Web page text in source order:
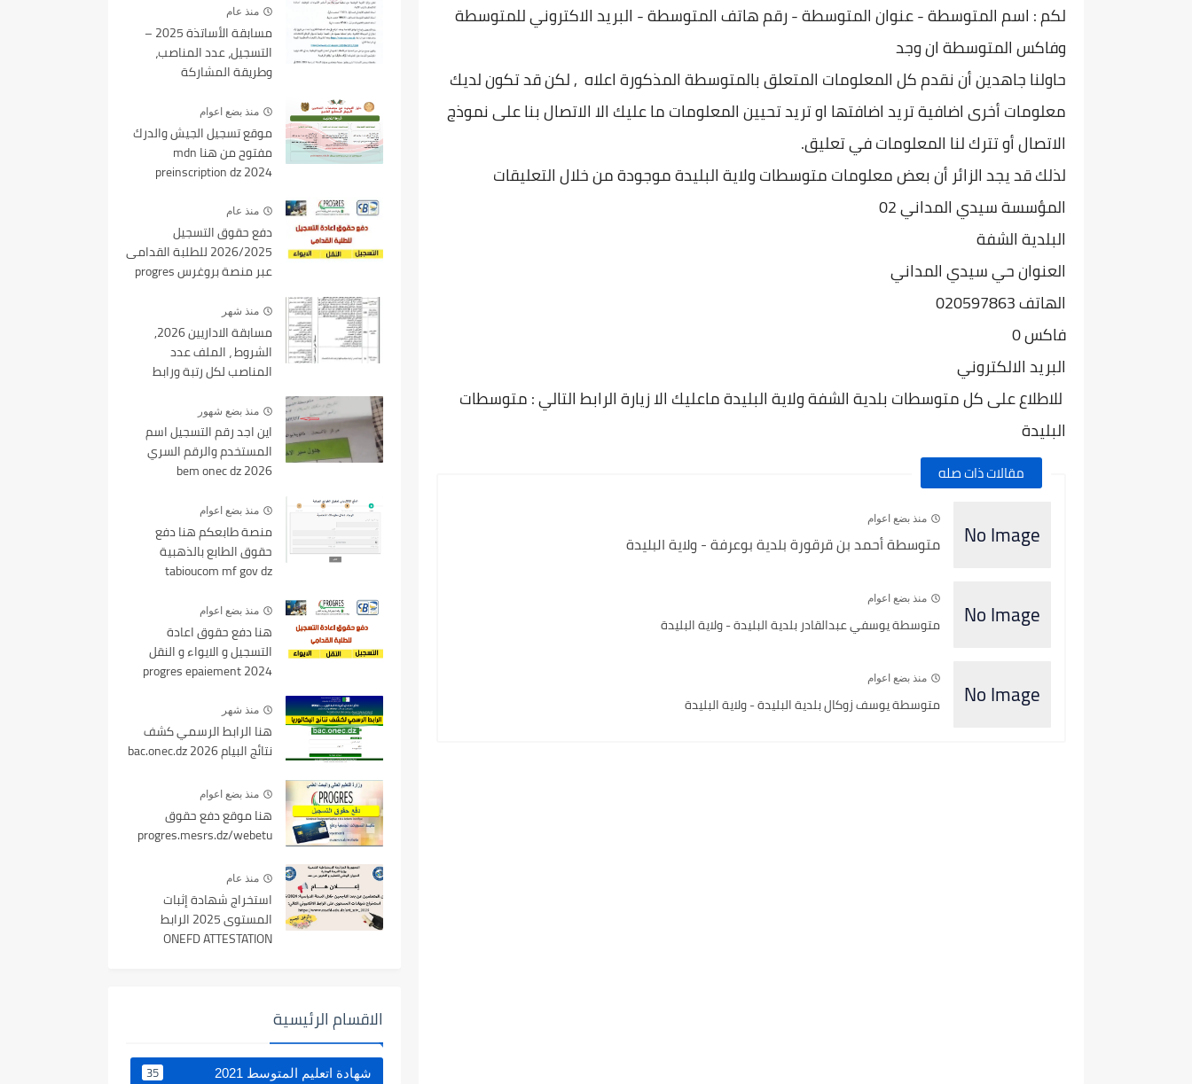
لكم : اسم المتوسطة - عنوان المتوسطة - رقم هاتف المتوسطة - البريد الاكتروني للمتوسطة
وفاكس المتوسطة ان وجد
حاولنا جاهدين أن نقدم كل المعلومات المتعلق بالمتوسطة المذكورة اعلاه , لكن قد تكون لديك
معلومات أخرى اضافية تريد اضافتها او تريد تحيين المعلومات ما عليك الا الاتصال بنا على نموذج
الاتصال أو تترك لنا المعلومات في تعليق.
لذلك قد يجد الزائر أن بعض معلومات متوسطات ولاية البليدة موجودة من خلال التعليقات
المؤسسة سيدي المداني 02
البلدية الشفة
العنوان حي سيدي المداني
الهاتف 020597863
فاكس 0
البريد الالكتروني
للاطلاع على كل متوسطات بلدية الشفة ولاية البليدة ماعليك الا زيارة الرابط التالي : متوسطات
البليدة
مقالات ذات صله
منذ بضع اعوام
متوسطة أحمد بن قرقورة بلدية بوعرفة - ولاية البليدة
منذ بضع اعوام
متوسطة يوسفي عبدالقادر بلدية البليدة - ولاية البليدة
منذ بضع اعوام
متوسطة يوسف زوكال بلدية البليدة - ولاية البليدة
منذ عام
مسابقة الأساتذة 2025 –
التسجيل، عدد المناصب،
وطريقة المشاركة
منذ بضع اعوام
موقع تسجيل الجيش والدرك
مفتوح من هنا mdn
preinscription dz 2024
منذ عام
دفع حقوق التسجيل
2026/2025 للطلبة القدامى
عبر منصة بروغرس progres
منذ شهر
مسابقة الاداريين 2026,
الشروط ، الملف عدد
المناصب لكل رتبة ورابط
منذ بضع شهور
اين اجد رقم التسجيل اسم
المستخدم والرقم السري
bem onec dz 2026
منذ بضع اعوام
منصة طابعكم هنا دفع
حقوق الطابع بالذهبية
tabioucom mf gov dz
منذ بضع اعوام
هنا دفع حقوق اعادة
التسجيل و الايواء و النقل
2024 progres epaiement
منذ شهر
هنا الرابط الرسمي كشف
نتائج البيام 2026 bac.onec.dz
منذ بضع اعوام
هنا موقع دفع حقوق
progres.mesrs.dz/webetu
منذ عام
استخراج شهادة إثبات
المستوى 2025 الرابط
ONEFD ATTESTATION
الاقسام الرئيسية
شهادة اتعليم المتوسط 2021 35